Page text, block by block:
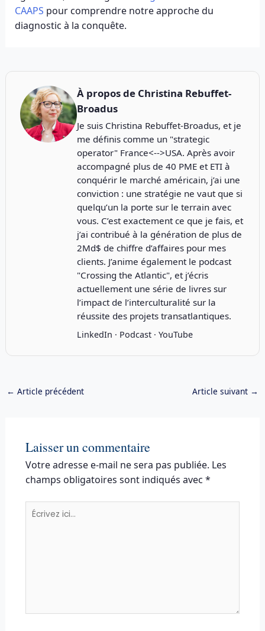
CAAPS pour comprendre notre approche du
diagnostic à la conquête.
À propos de Christina Rebuffet-
Broadus
Je suis Christina Rebuffet-Broadus, et je
me définis comme un "strategic
operator" France<-->USA. Après avoir
accompagné plus de 40 PME et ETI à
conquérir le marché américain, j’ai une
conviction : une stratégie ne vaut que si
quelqu’un la porte sur le terrain avec
vous. C’est exactement ce que je fais, et
j’ai contribué à la génération de plus de
2Md$ de chiffre d’affaires pour mes
clients. J’anime également le podcast
"Crossing the Atlantic", et j’écris
actuellement une série de livres sur
l’impact de l’interculturalité sur la
réussite des projets transatlantiques.
LinkedIn · Podcast· YouTube
← Article précédent Article suivant →
Laisser un commentaire
Votre adresse e-mail ne sera pas publiée. Les
champs obligatoires sont indiqués avec *
Écrivez